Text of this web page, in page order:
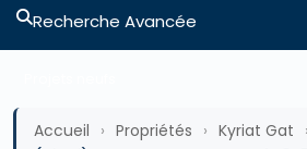
Recherche Avancée
Accueil › Propriétés › Kyriat Gat ›